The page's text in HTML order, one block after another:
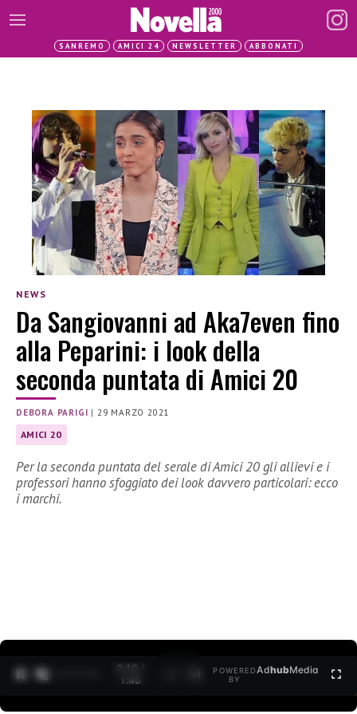
SANREMO AMICI 24 NEWSLETTER ABBONATI
NEWS
Da Sangiovanni ad Aka7even fino
alla Peparini: i look della
seconda puntata di Amici 20
DEBORA PARIGI | 29 MARZO 2021
AMICI 20
Per la seconda puntata del serale di Amici 20 gli allievi e i
professori hanno sfoggiato dei look davvero particolari: ecco
i marchi.
0:11 /
1:40
POWERED
BY
AdhubMedia